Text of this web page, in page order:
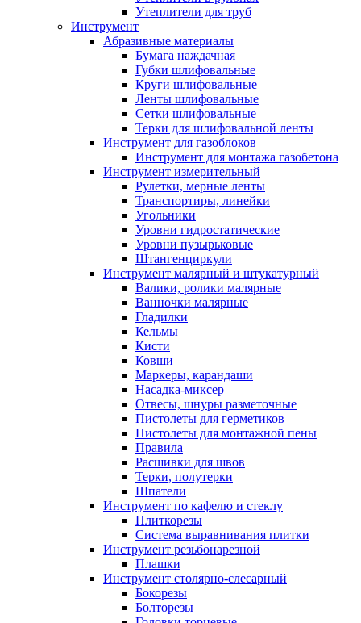
Утеплители для труб
Инструмент
Абразивные материалы
Бумага наждачная
Губки шлифовальные
Круги шлифовальные
Ленты шлифовальные
Сетки шлифовальные
Терки для шлифовальной ленты
Инструмент для газоблоков
Инструмент для монтажа газобетона
Инструмент измерительный
Рулетки, мерные ленты
Транспортиры, линейки
Угольники
Уровни гидростатические
Уровни пузырьковые
Штангенциркули
Инструмент малярный и штукатурный
Валики, ролики малярные
Ванночки малярные
Гладилки
Кельмы
Кисти
Ковши
Маркеры, карандаши
Насадка-миксер
Отвесы, шнуры разметочные
Пистолеты для герметиков
Пистолеты для монтажной пены
Правила
Расшивки для швов
Терки, полутерки
Шпатели
Инструмент по кафелю и стеклу
Плиткорезы
Система выравнивания плитки
Инструмент резьбонарезной
Плашки
Инструмент столярно-слесарный
Бокорезы
Болторезы